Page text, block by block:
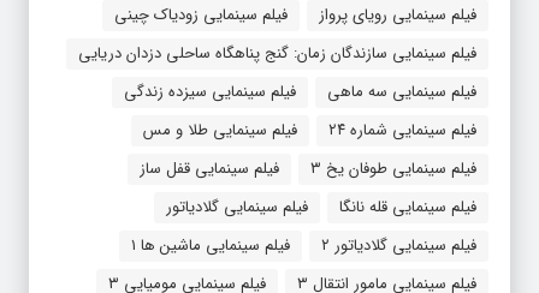
فیلم سینمایی رویای پرواز
فیلم سینمایی زودیاک چینی
فیلم سینمایی سازندگان زمان: گنج پناهگاه ساحلی دزدان دریایی
فیلم سینمایی سه ماهی
فیلم سینمایی سیزده زندگی
فیلم سینمایی شماره ۲۴
فیلم سینمایی طلا و مس
فیلم سینمایی طوفان یخ ۳
فیلم سینمایی قفل ساز
فیلم سینمایی قله نانگا
فیلم سینمایی گلادیاتور
فیلم سینمایی گلادیاتور ۲
فیلم سینمایی ماشین ها ۱
فیلم سینمایی مامور انتقال ۳
فیلم سینمایی مومیایی ۳